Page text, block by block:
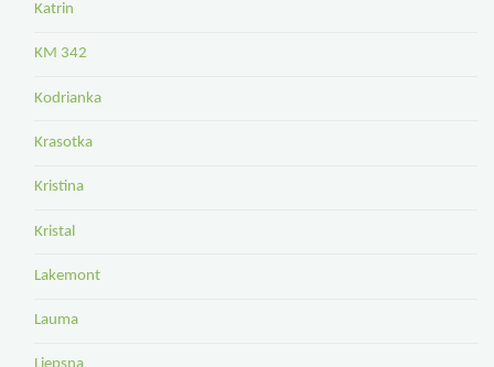
Katrin
KM 342
Kodrianka
Krasotka
Kristina
Kristal
Lakemont
Lauma